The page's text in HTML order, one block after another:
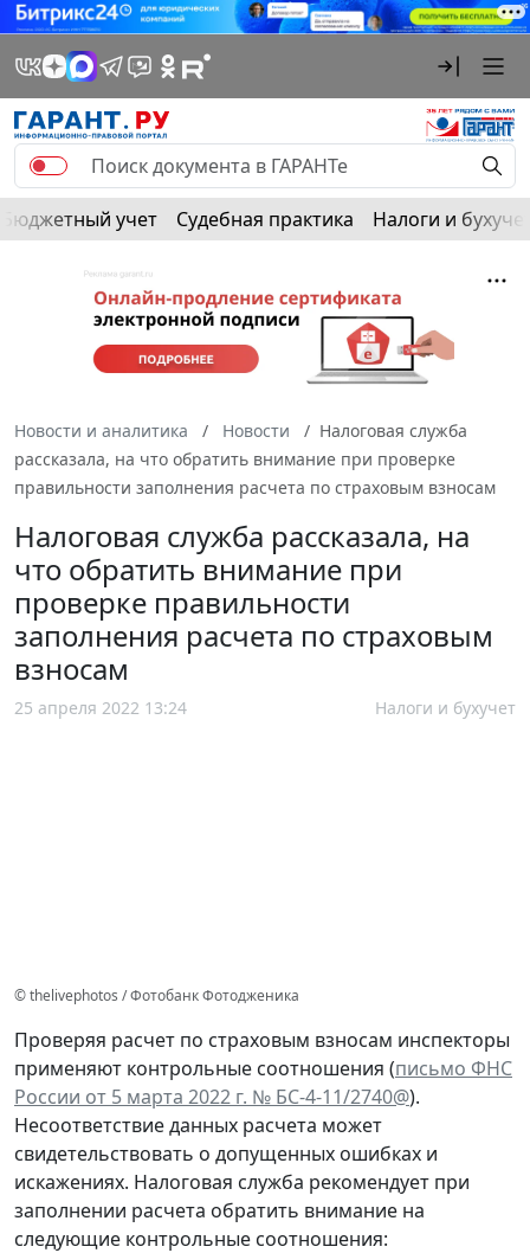
Бюджетный учет Судебная практика Налоги и
Новости и аналитика Новости
Налоговая служба
рассказала, на что обратить внимание при проверке
правильности заполнения расчета по страховым взносам
Налоговая служба рассказала, на
что обратить внимание при
проверке правильности
заполнения расчета по страховым
взносам
25 апреля 2022 13:24 Налоги и бухучет
© thelivephotos / Фотобанк Фотодженика
Проверяя расчет по страховым взносам инспекторы
применяют контрольные соотношения (письмо ФНС
России от 5 марта 2022 г. № БС-4-11/2740@).
Несоответствие данных расчета может
свидетельствовать о допущенных ошибках и
искажениях. Налоговая служба рекомендует при
заполнении расчета обратить внимание на
следующие контрольные соотношения: